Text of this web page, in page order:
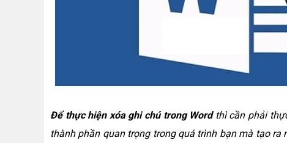
Để thực hiện xóa ghi chú trong Wordthì cần phải
thành phần quan trọng trong quá trình bạn mà tạo ra